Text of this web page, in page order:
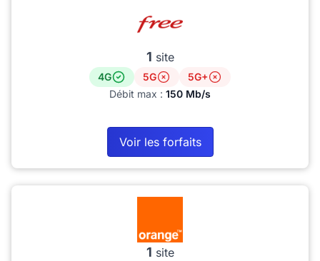
1 site
4G 5G
5G+
Débit max : 150 Mb/s
Voir les forfaits
1 site